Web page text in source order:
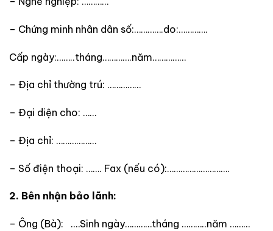
– Chứng minh nhân dân số:………….do:………….
Cấp ngày:……..tháng………….năm……………
– Địa chỉ thường trú: ……………
– Đại diện cho: ……
– Địa chỉ: ………………
– Số điện thoại: ……. Fax (nếu có):……………………….
2. Bên nhận bảo lãnh:
– Ông (Bà): .…Sinh ngày…………tháng ………..năm ………